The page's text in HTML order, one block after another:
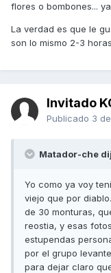
flores o bombones...
La verdad es que le
son lo mismo 2-3
Invitado
Publicado 3
Matador-che
Yo como ya voy
viejo que por
de 30 monturas,
reostia, y esas
estupendas
por el grupo
para dejar claro